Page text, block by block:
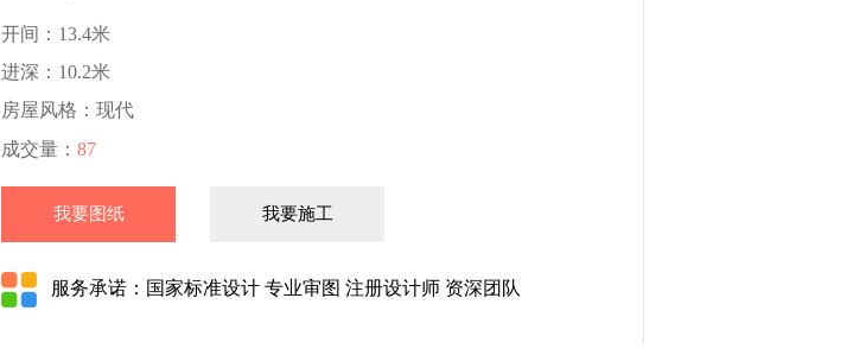
开间：13.4米
进深：10.2米
房屋风格：现代
成交量： 87
我要图纸 我要施工
服务承诺：国家标准设计 专业审图 注册设计师 资深团队